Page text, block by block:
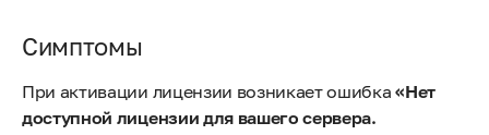
Симптомы
При активации лицензии возникает ошибка«Нет
доступной лицензии для вашего сервера.